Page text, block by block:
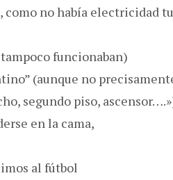
como no había electricidad
funcionaban)
(aunque no
segundo piso, ascensor….»)
en la cama,
al fútbol